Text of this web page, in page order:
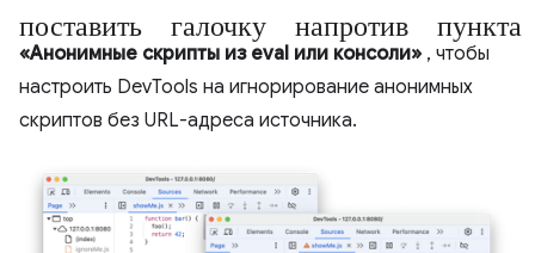
поставить галочку напротив пункта
«Анонимные скрипты из eval или консоли» , чтобы
настроить DevTools на игнорирование анонимных
скриптов без URL-адреса источника.